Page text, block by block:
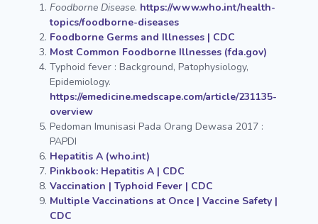
Foodborne Disease. https://www.who.int/health-
topics/foodborne-diseases
Foodborne Germs and Illnesses | CDC
Most Common Foodborne Illnesses (fda.gov)
Typhoid fever : Background, Patophysiology,
Epidemiology.
https://emedicine.medscape.com/article/231135-
overview
Pedoman Imunisasi Pada Orang Dewasa 2017 :
PAPDI
Hepatitis A (who.int)
Pinkbook: Hepatitis A | CDC
Vaccination | Typhoid Fever | CDC
Multiple Vaccinations at Once | Vaccine Safety |
CDC